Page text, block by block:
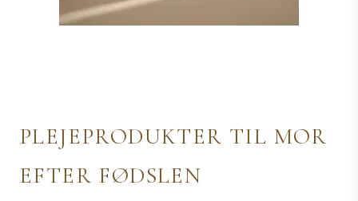
PLEJEPRODUKTER TIL MOR
EFTER FØDSLEN